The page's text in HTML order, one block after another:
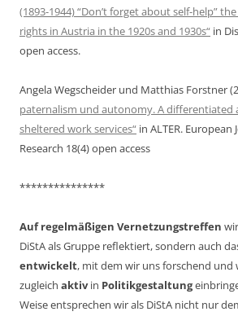
(1893-1944) “Don’t forget about self-help”
rights in Austria in the 1920s and 1930s“ in
open access.
Angela Wegscheider und Matthias Forstner
paternalism und autonomy. A differentiated
sheltered work services“ in ALTER.
Research 18(4) open access
***************
Auf regelmäßigen Vernetzungstreffen
DiStA als Gruppe reflektiert, sondern auch
entwickelt, mit dem wir uns forschend und
zugleich aktivin Politikgestaltung
Weise entsprechen wir als DiStA nicht nur